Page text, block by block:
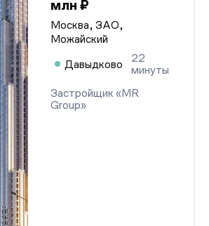
млн ₽
Москва, ЗАО,
Можайский
Давыдково
22
минуты
Застройщик «MR
Group»